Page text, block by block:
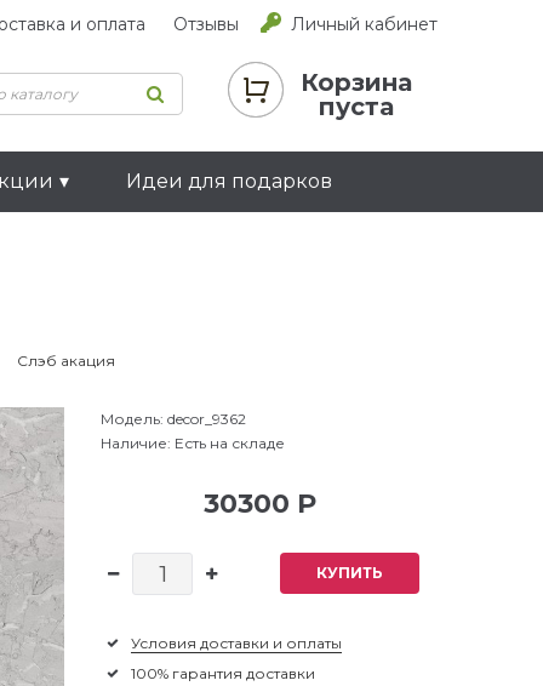
и оплата Отзывы Личный кабинет
Корзина
пуста
Идеи для подарков
Слэб акация
Модель:decor_9362
Наличие: Есть на складе
30300 Р
КУПИТЬ
Условия доставки и оплаты
100% гарантия доставки